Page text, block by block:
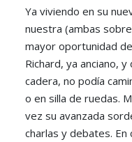
Ya viviendo en su
nuestra (ambas
mayor oportunidad
Richard, ya anciano,
cadera, no podía
o en silla de ruedas.
vez su avanzada
charlas y debates. En